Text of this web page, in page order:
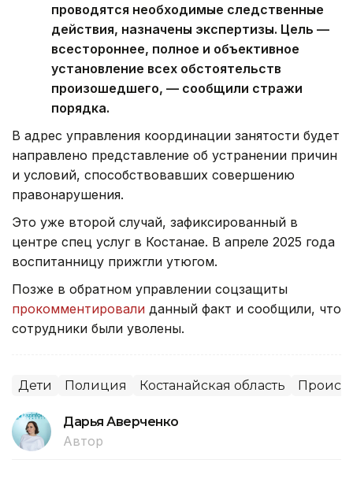
проводятся необходимые следственные
действия, назначены экспертизы. Цель —
всестороннее, полное и объективное
установление всех обстоятельств
произошедшего, — сообщили стражи
порядка.
В адрес управления координации занятости будет
направлено представление об устранении причин
и условий, способствовавших совершению
правонарушения.
Это уже второй случай, зафиксированный в
центре спец услуг в Костанае. В апреле 2025 года
воспитанницу прижгли утюгом.
Позже в обратном управлении соцзащиты
прокомментировали данный факт и сообщили, что
сотрудники были уволены.
Дети Полиция Костанайская область
Дарья Аверченко
Автор